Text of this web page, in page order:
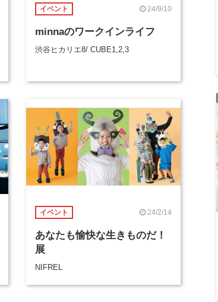
イベント 24/9/10
minnaのワークインライフ
渋谷ヒカリエ8/ CUBE1,2,3
イベント 24/2/14
あなたも愉快な生きものだ！
展
NIFREL